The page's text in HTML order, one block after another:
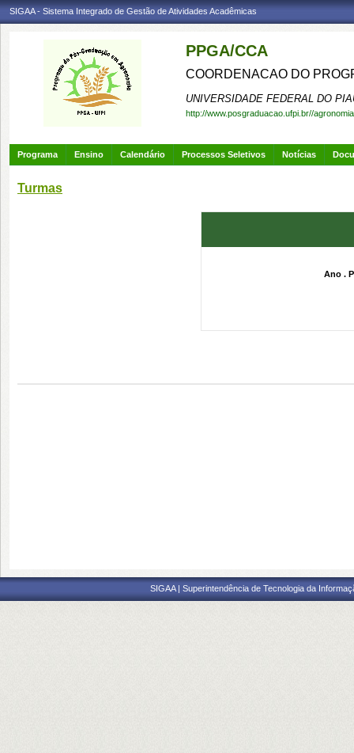
SIGAA - Sistema Integrado de Gestão de Atividades Acadêmicas
PPGA/CCA
COORDENACAO DO
UNIVERSIDADE FEDERAL DO
http://www.posgraduacao.ufpi.br//agronomia
Programa Ensino Calendário Processos Seletivos Notícias
Turmas
Ano .
SIGAA | Superintendência de Tecnologia da